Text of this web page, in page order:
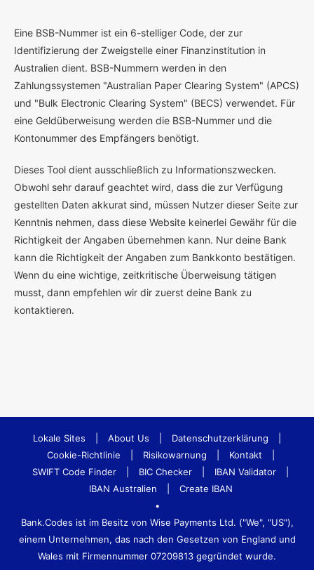
Eine BSB-Nummer ist ein 6-stelliger Code, der zur
Identifizierung der Zweigstelle einer Finanzinstitution in
Australien dient. BSB-Nummern werden in den
Zahlungssystemen "Australian Paper Clearing System" (APCS)
und "Bulk Electronic Clearing System" (BECS) verwendet. Für
eine Geldüberweisung werden die BSB-Nummer und die
Kontonummer des Empfängers benötigt.
Dieses Tool dient ausschließlich zu Informationszwecken.
Obwohl sehr darauf geachtet wird, dass die zur Verfügung
gestellten Daten akkurat sind, müssen Nutzer dieser Seite zur
Kenntnis nehmen, dass diese Website keinerlei Gewähr für die
Richtigkeit der Angaben übernehmen kann. Nur deine Bank
kann die Richtigkeit der Angaben zum Bankkonto bestätigen.
Wenn du eine wichtige, zeitkritische Überweisung tätigen
musst, dann empfehlen wir dir zuerst deine Bank zu
kontaktieren.
Lokale Sites About Us Datenschutzerklärung
Cookie-Richtlinie
Risikowarnung Kontakt
SWIFT Code Finder
BIC Checker IBAN Validator
IBAN Australien
Create IBAN
•
Bank.Codes ist im Besitz von Wise Payments Ltd. ("We", "US"),
einem Unternehmen, das nach den Gesetzen von England und
Wales mit Firmennummer 07209813 gegründet wurde.